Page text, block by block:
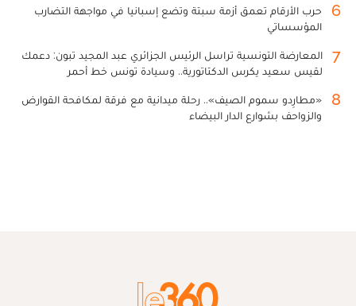
6
حرب الأرقام تعمق أزمة سبتة وتضع إسبانيا في مواجهة التضارب
المؤسساتي
7
المعارضة التونسية تراسل الرئيس الجزائري عبد المجيد تبون: دعمك
لقيس سعيد يكرس الدكتاتورية.. وسيادة تونس خط أحمر
8
«مطارِدو سموم الصيف».. رحلة ميدانية مع فرقة لمكافحة القوارض
والزواحف بشوارع الدار البيضاء